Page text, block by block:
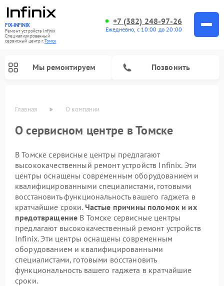
FIX-INFINIX
Ремонт устройств Infinix
Специализированный
cервисный центр г.Томск
+7 (382) 248-97-26
Ежедневно, с 10:00 до 20:00
Мы ремонтируем Позвонить
Главная О компании
О сервисном центре в Томске
В Томске сервисные центры предлагают
высококачественный ремонт устройств Infinix. Эти
центры оснащены современным оборудованием и
квалифицированными специалистами, готовыми
восстановить функциональность вашего гаджета в
кратчайшие сроки. Частые причины поломок и их
предотвращение В Томске сервисные центры
предлагают высококачественный ремонт устройств
Infinix. Эти центры оснащены современным
оборудованием и квалифицированными
специалистами, готовыми восстановить
функциональность вашего гаджета в кратчайшие
сроки.